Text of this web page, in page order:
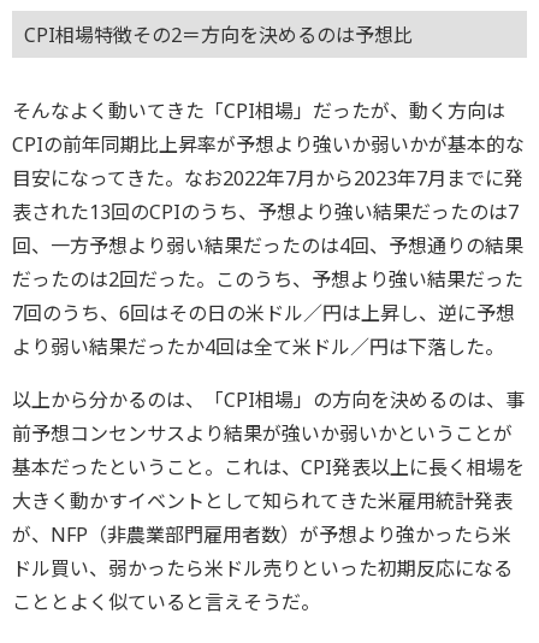
CPI相場特徴その2＝方向を決めるのは予想比
そんなよく動いてきた「CPI相場」だったが、動く方向は
CPIの前年同期比上昇率が予想より強いか弱いかが基本的な
目安になってきた。なお2022年7月から2023年7月までに発
表された13回のCPIのうち、予想より強い結果だったのは7
回、一方予想より弱い結果だったのは4回、予想通りの結果
だったのは2回だった。このうち、予想より強い結果だった
7回のうち、6回はその日の米ドル／円は上昇し、逆に予想
より弱い結果だったか4回は全て米ドル／円は下落した。
以上から分かるのは、「CPI相場」の方向を決めるのは、事
前予想コンセンサスより結果が強いか弱いかということが
基本だったということ。これは、CPI発表以上に長く相場を
大きく動かすイベントとして知られてきた米雇用統計発表
が、NFP（非農業部門雇用者数）が予想より強かったら米
ドル買い、弱かったら米ドル売りといった初期反応になる
こととよく似ていると言えそうだ。